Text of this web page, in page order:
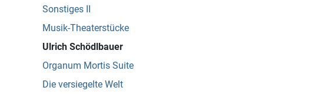
Sonstiges II
Musik-Theaterstücke
Ulrich Schödlbauer
Organum Mortis Suite
Die versiegelte Welt